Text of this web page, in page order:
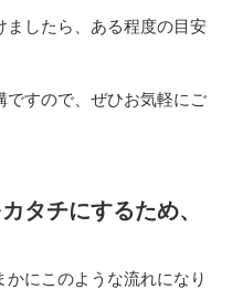
ましたら、ある程度の目安
ですので、ぜひお気軽にご
タチにするため、
にこのような流れになり